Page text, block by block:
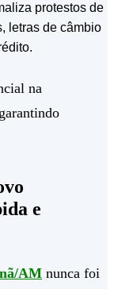
protestos de
letras de câmbio
na
e
AM nunca foi